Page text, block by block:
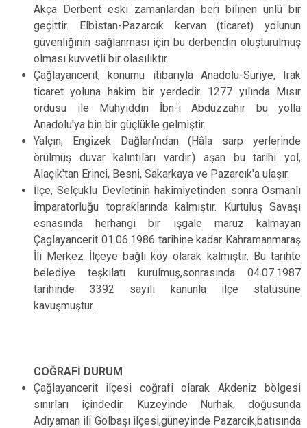
Akça Derbent eski zamanlardan beri bilinen ünlü bir
geçittir. Elbistan-Pazarcık kervan (ticaret) yolunun
güvenliğinin sağlanması için bu derbendin oluşturulmuş
olması kuvvetli bir olasılıktır.
Çağlayancerit, konumu itibarıyla Anadolu-Suriye, Irak
ticaret yoluna hakim bir yerdedir. 1277 yılında Mısır
ordusu ile Muhyiddin İbn-i Abdüzzahir bu yolla
Anadolu'ya bin bir güçlükle gelmiştir.
Yalçın, Engizek Dağları'ndan (Hâla sarp yerlerinde
örülmüş duvar kalıntıları vardır.) aşan bu tarihi yol,
Alaçık'tan Erinci, Besni, Sakarkaya ve Pazarcık'a ulaşır.
İlçe, Selçuklu Devletinin hakimiyetinden sonra Osmanlı
İmparatorluğu topraklarında kalmıştır. Kurtuluş Savaşı
esnasında herhangi bir işgale maruz kalmayan
Çaglayancerit 01.06.1986 tarihine kadar Kahramanmaraş
İli Merkez İlçeye bağlı köy olarak kalmıştır. Bu tarihte
belediye teşkilatı kurulmuş,sonrasında 04.07.1987
tarihinde 3392 sayılı kanunla ilçe statüsüne
kavuşmuştur.
COĞRAFİ DURUM
Çağlayancerit ilçesi coğrafi olarak Akdeniz bölgesi
sınırları içindedir. Kuzeyinde Nurhak, doğusunda
Adıyaman ili Gölbaşı ilçesi,güneyinde Pazarcık,batısında